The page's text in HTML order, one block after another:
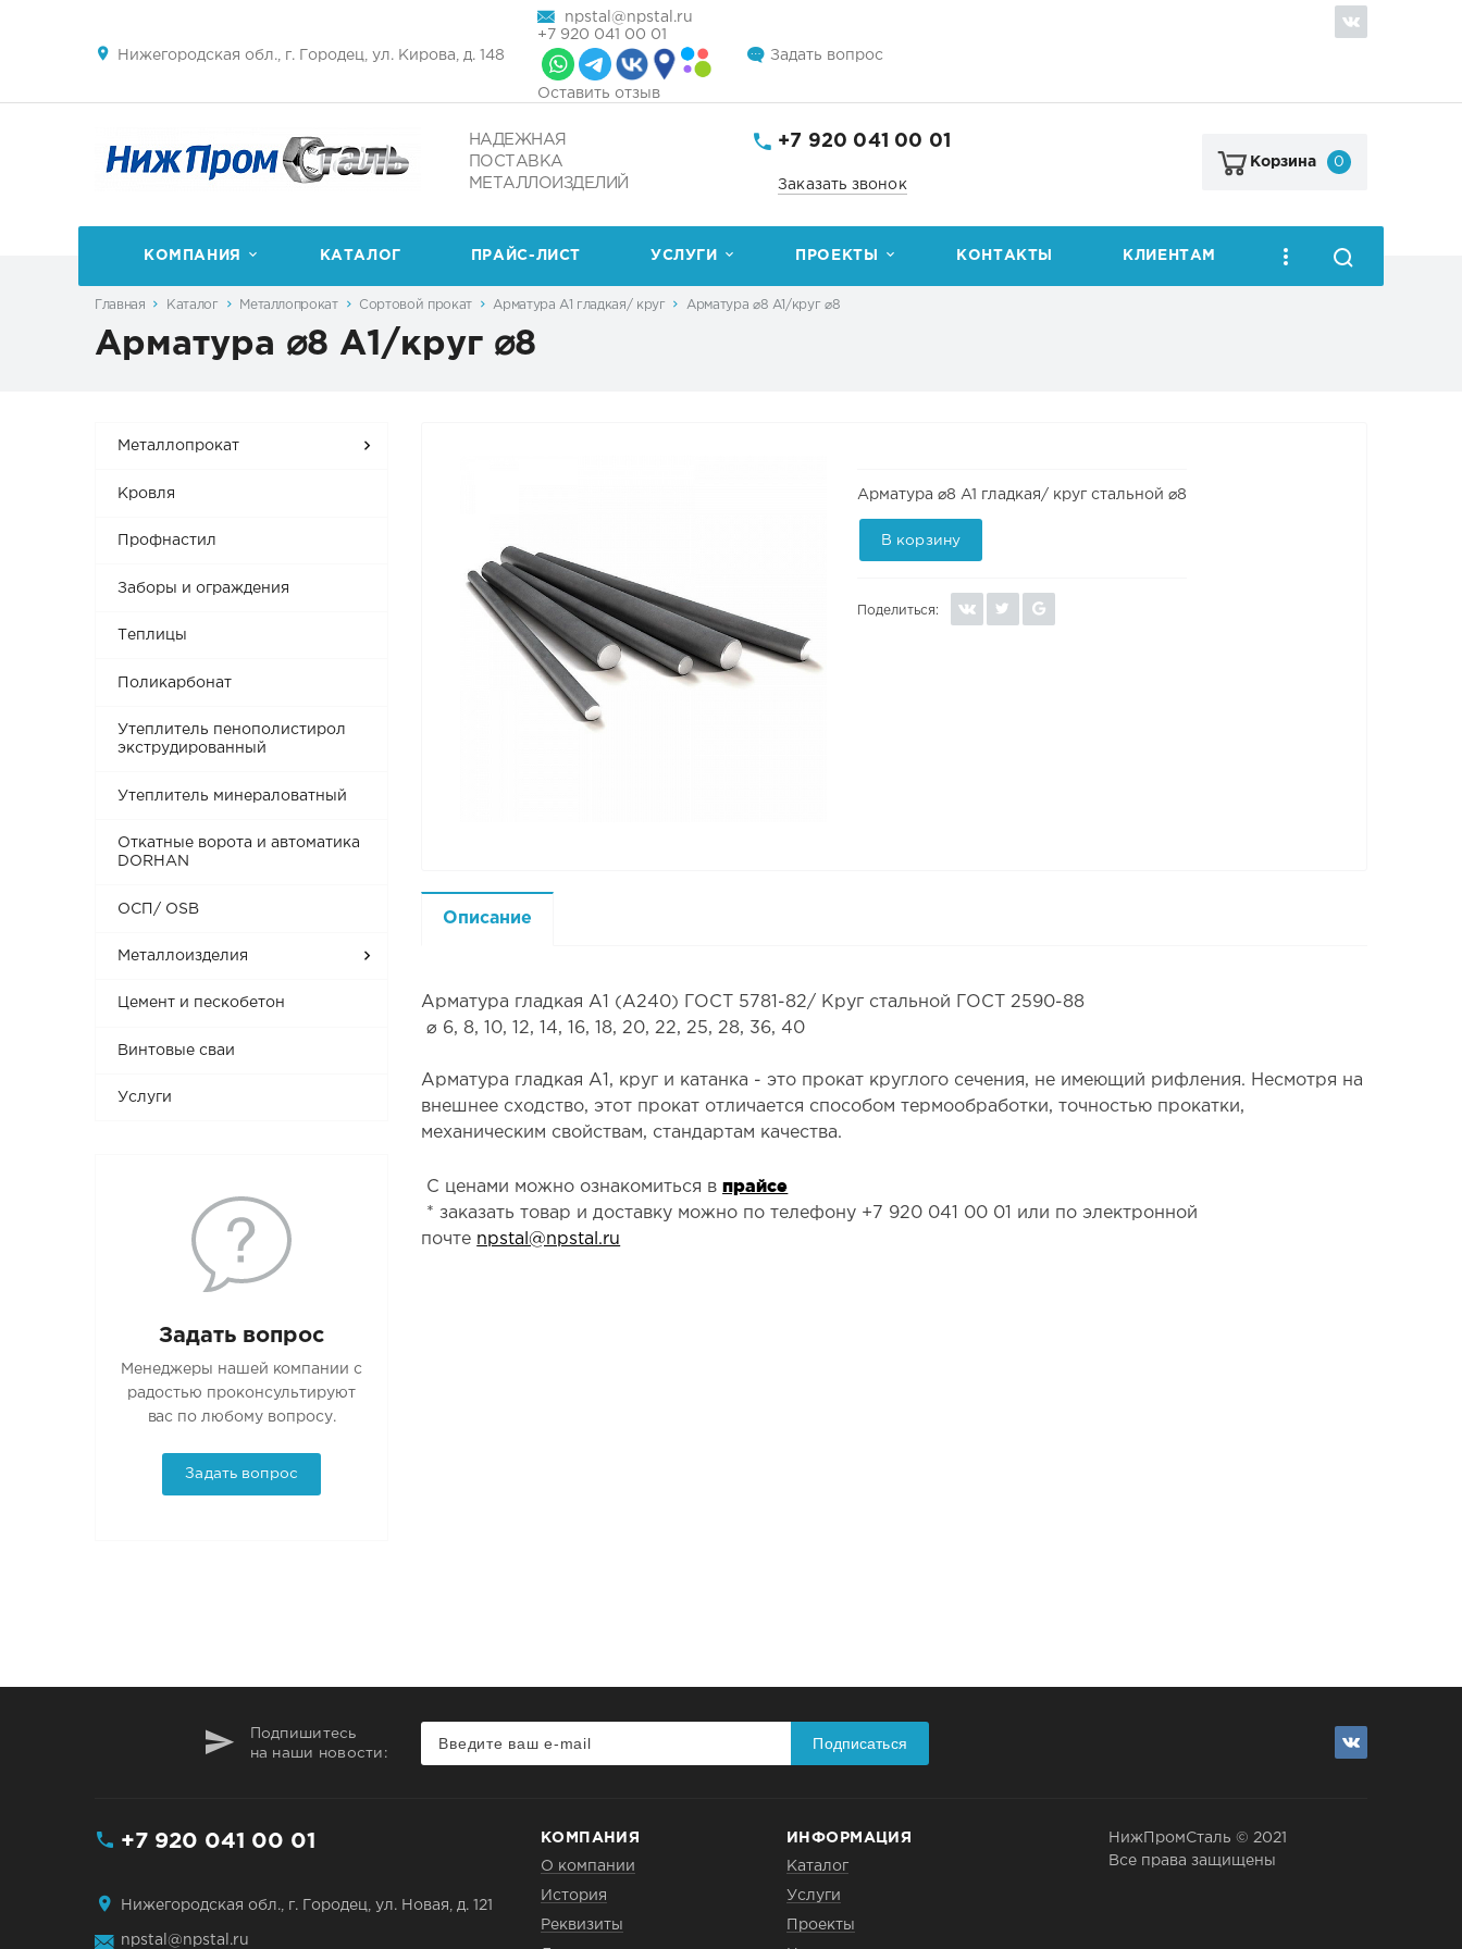
Нижегородская обл., г. Городец, ул. Кирова, д. 148
npstal@npstal.ru
+7 920 041 00 01
Оставить отзыв
Задать вопрос
НАДЕЖНАЯ
ПОСТАВКА
МЕТАЛЛОИЗДЕЛИЙ
+7 920 041 00 01
Заказать звонок
Корзина 0
КОМПАНИЯ КАТАЛОГ ПРАЙС-ЛИСТ УСЛУГИ ПРОЕКТЫ КОНТАКТЫ КЛИЕНТАМ
Главная Каталог Металлопрокат Сортовой прокат Арматура А1 гладкая/ круг Арматура ⌀8 А1/круг ⌀8
Арматура ⌀8 А1/круг ⌀8
Металлопрокат
Кровля
Профнастил
Заборы и ограждения
Теплицы
Поликарбонат
Утеплитель пенополистирол
экструдированный
Утеплитель минераловатный
Откатные ворота и автоматика
DORHAN
ОСП/ OSB
Металлоизделия
Цемент и пескобетон
Винтовые сваи
Услуги
Задать вопрос
Менеджеры нашей компании с
радостью проконсультируют
вас по любому вопросу.
Задать вопрос
Арматура ⌀8 А1 гладкая/ круг стальной ⌀8
В корзину
Поделиться:
Описание
Арматура гладкая А1 (А240) ГОСТ 5781-82/ Круг стальной ГОСТ 2590-88
⌀ 6, 8, 10, 12, 14, 16, 18, 20, 22, 25, 28, 36, 40
Арматура гладкая А1, круг и катанка - это прокат круглого сечения, не имеющий рифления. Несмотря на
внешнее сходство, этот прокат отличается способом термообработки, точностью прокатки,
механическим свойствам, стандартам качества.
С ценами можно ознакомиться впрайсе
* заказать товар и доставку можно по телефону +7 920 041 00 01 или по электронной
почте npstal@npstal.ru
Подпишитесь
на наши новости:
Подписаться
+7 920 041 00 01
Нижегородская обл., г. Городец, ул. Новая, д. 121
npstal@npstal.ru
КОМПАНИЯ
О компании
История
Реквизиты
ИНФОРМАЦИЯ
Каталог
Услуги
Проекты
НижПромСталь © 2021
Все права защищены